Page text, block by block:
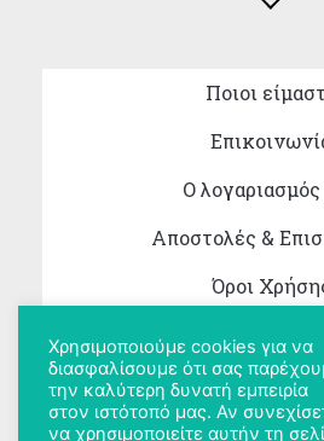
Ποιοι
Ο
Αποστολές &
Όροι
Πολιτική
Χρησιμοποιούμε cookies για να
διασφαλίσουμε ότι σας
την καλύτερη δυνατή εμπειρία
στον ιστότοπό μας. Αν
να χρησιμοποιείτε αυτήν τη